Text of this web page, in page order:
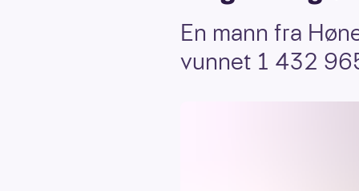
En mann fra
vunnet 1 432